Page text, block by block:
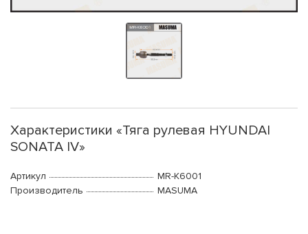
Характеристики «Тяга рулевая HYUNDAI
SONATA IV»
Артикул
MR-K6001
Производитель
MASUMA